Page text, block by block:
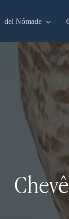
del Nómade